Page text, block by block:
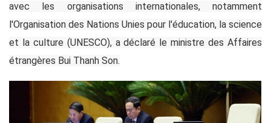
avec les organisations internationales, notamment
l'Organisation des Nations Unies pour l'éducation, la science
et la culture (UNESCO), a déclaré le ministre des Affaires
étrangères Bui Thanh Son.